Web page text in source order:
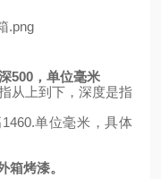
500，单位毫米
从上到下，深度是指
单位毫米，具体
箱烤漆。